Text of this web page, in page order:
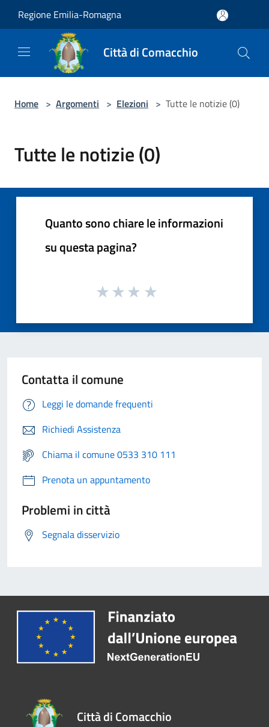
Regione Emilia-Romagna
Città di Comacchio
Home > Argomenti > Elezioni > Tutte le notizie (0)
Tutte le notizie (0)
Quanto sono chiare le informazioni
su questa pagina?
Contatta il comune
Leggi le domande frequenti
Richiedi Assistenza
Chiama il comune 0533 310 111
Prenota un appuntamento
Problemi in città
Segnala disservizio
Città di Comacchio